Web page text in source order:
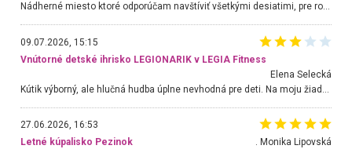
Nádherné miesto ktoré odporúčam navštíviť všetkými desiatimi, pre rodiny s deťmi, dôchodcom... Proste a jednoducho ozaj rozprávkový les.. určite ešte prídeme. Odniesli sme si na pamiatku krásne tričká,
09.07.2026, 15:15
Vnútorné detské ihrisko LEGIONARIK v LEGIA Fitness
Elena Selecká
27.06.2026, 16:53
Letné kúpalisko Pezinok
. Monika Lipovská